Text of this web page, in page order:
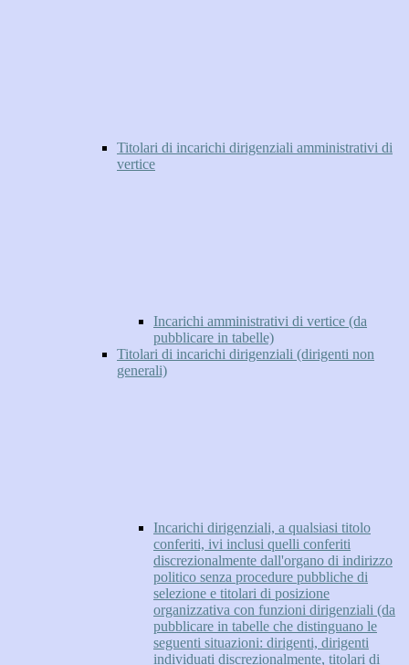
Titolari di incarichi dirigenziali amministrativi di
vertice
Incarichi amministrativi di vertice (da
pubblicare in tabelle)
Titolari di incarichi dirigenziali (dirigenti non
generali)
Incarichi dirigenziali, a qualsiasi titolo
conferiti, ivi inclusi quelli conferiti
discrezionalmente dall'organo di indirizzo
politico senza procedure pubbliche di
selezione e titolari di posizione
organizzativa con funzioni dirigenziali (da
pubblicare in tabelle che distinguano le
seguenti situazioni: dirigenti, dirigenti
individuati discrezionalmente, titolari di